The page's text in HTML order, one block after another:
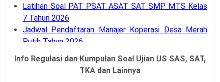
Latihan Soal PAT PSAT ASAT SAT SMP MTS Kelas
7 Tahun 2026
Jadwal Pendaftaran Manajer Koperasi Desa Merah
Putih Tahun 2026
Jadwal Pendaftaran Penjaringan Calon Peserta PPG
Guru Tertentu 2026
SE Menpan RB Nomor 3 Tahun 2026 Tentang WFH
Info Regulasi dan Kumpulan Soal Ujian US SAS, SAT,
TKA dan Lainnya